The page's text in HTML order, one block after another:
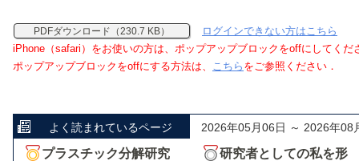
PDFダウンロード（230.7 KB）
ログインできない方はこちら
iPhone（safari）をお使いの方は、ポップアップブロックをoffにしてくだ
ポップアップブロックをoffにする方法は、 こちら をご参照ください．
よく読まれているページ 2026年05月06日 ～ 2026年08
プラスチック分解研究
研究者としての私を形